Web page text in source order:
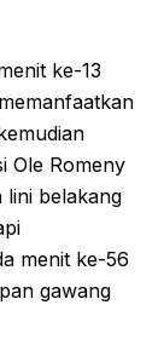
ke-13
Ole Romeny
lini belakang
menit ke-56
gawang